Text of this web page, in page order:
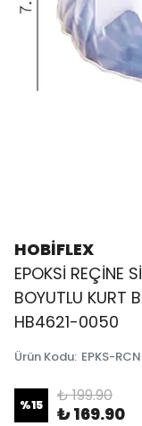
HOBİFLEX
EPOKSİ REÇİNE
BOYUTLU KURT
HB4621-0050
Ürün Kodu: EPKS-
%15 ₺ 199.90
₺ 169.90